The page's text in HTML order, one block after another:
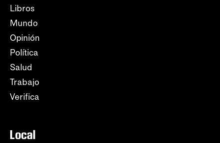
Libros
Mundo
Opinión
Política
Salud
Trabajo
Verifica
Local